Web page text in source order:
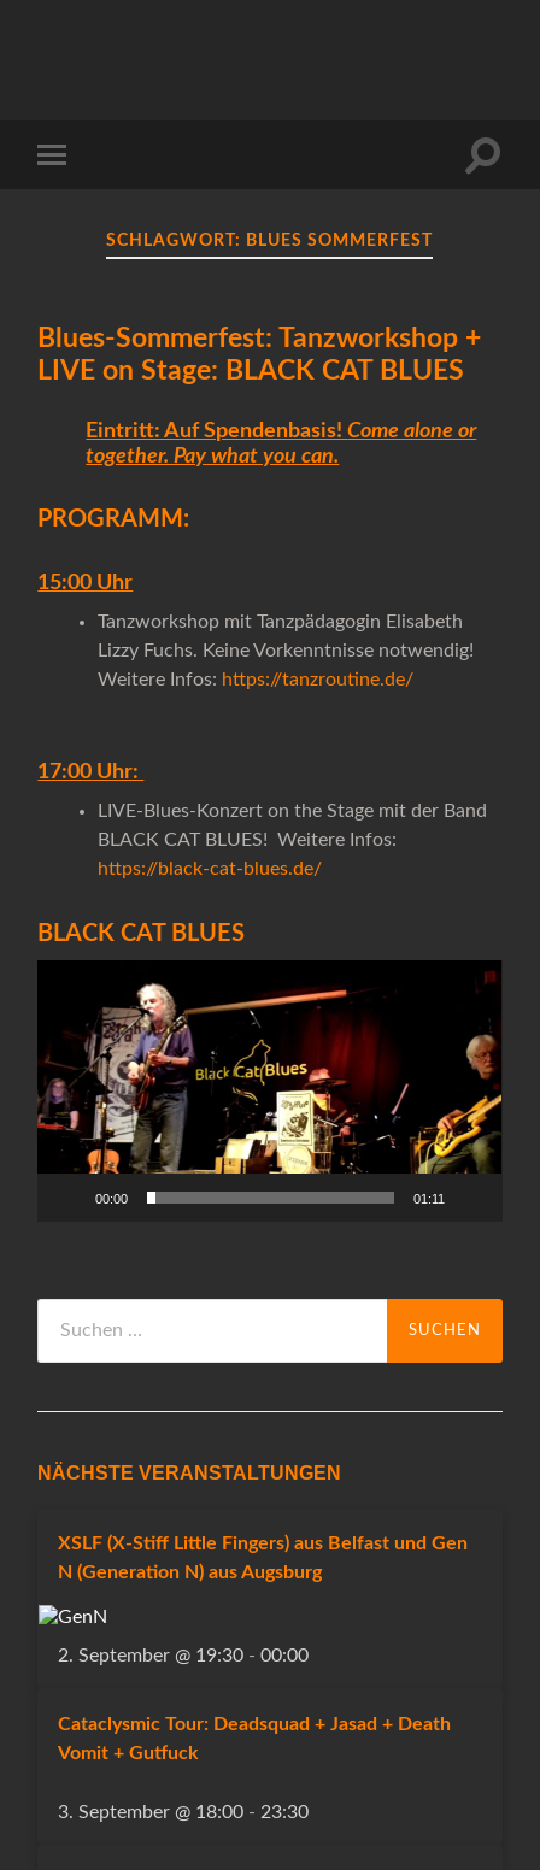
SCHLAGWORT: BLUES SOMMERFEST
Blues-Sommerfest: Tanzworkshop +
LIVE on Stage: BLACK CAT BLUES
Eintritt: Auf Spendenbasis!Come alone or
together. Pay what you can.
PROGRAMM:
15:00 Uhr
Tanzworkshop mit Tanzpädagogin Elisabeth
Lizzy Fuchs. Keine Vorkenntnisse notwendig!
Weitere Infos: https://tanzroutine.de/
17:00 Uhr:
LIVE-Blues-Konzert on the Stage mit der Band
BLACK CAT BLUES! Weitere Infos:
https://black-cat-blues.de/
BLACK CAT BLUES
00:00 01:11
nach:
NÄCHSTE VERANSTALTUNGEN
XSLF (X-Stiff Little Fingers) aus Belfast und Gen
N (Generation N) aus Augsburg
2. September @ 19:30 -00:00
Cataclysmic Tour: Deadsquad + Jasad + Death
Vomit + Gutfuck
3. September @ 18:00 -23:30